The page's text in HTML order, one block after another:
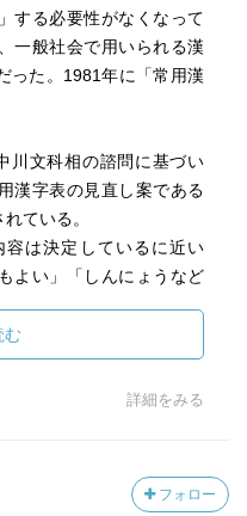
する必要性がなくなって
一般社会で用いられる漢
った。1981年に「常用漢
川文科相の諮問に基づい
漢字表の見直し案である
ている。
は決定しているに近い
よい」「しんにょうなど
導するか困惑してしま
用は検討中」「マイナス
未ださまざまな課題を残
ので、それを受けて著者
のかはわからないのが、
む
詳細をみる
フォロー